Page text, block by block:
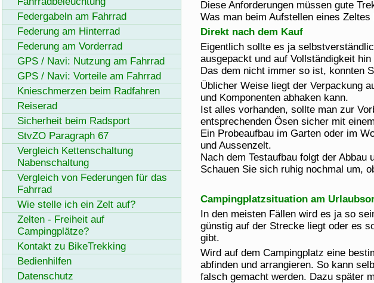
Diese Anforderungen müssen gute
Was man beim Aufstellen eines
Direkt nach dem Kauf
Eigentlich sollte es ja
ausgepackt und auf Vollständigkeit
Das dem nicht immer so ist, konnten
Üblicher Weise liegt der Verpackung
und Komponenten abhaken kann.
Ist alles vorhanden, sollte man zur
entsprechenden Ösen sicher mit
Ein Probeaufbau im Garten oder im
und Aussenzelt.
Nach dem Testaufbau folgt der
Schauen Sie sich ruhig nochmal um,
Campingplatzsituation am
In den meisten Fällen wird es ja so
günstig auf der Strecke liegt oder es
gibt.
Wird auf dem Campingplatz eine
abfinden und arrangieren. So kann
falsch gemacht werden. Dazu später
Federgabeln am Fahrrad
Federung am Hinterrad
Federung am Vorderrad
GPS / Navi: Nutzung am Fahrrad
GPS / Navi: Vorteile am Fahrrad
Knieschmerzen beim Radfahren
Reiserad
Sicherheit beim Radsport
StvZO Paragraph 67
Vergleich Kettenschaltung
Nabenschaltung
Vergleich von Federungen für das
Fahrrad
Wie stelle ich ein Zelt auf?
Zelten - Freiheit auf
Campingplätze?
Kontakt zu BikeTrekking
Bedienhilfen
Datenschutz